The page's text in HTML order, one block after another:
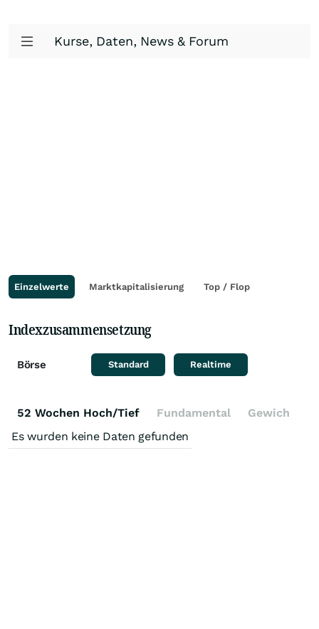
Kurse, Daten, News & Forum
Einzelwerte Marktkapitalisierung Top / Flop
Indexzusammensetzung
Börse Standard Realtime
52 Wochen Hoch/Tief Fundamental
Gewichtung
Es wurden keine Daten gefunden